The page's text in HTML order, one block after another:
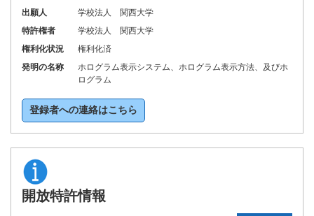
出願人
学校法人 関西大学
特許権者
学校法人 関西大学
権利化状況
権利化済
発明の名称
ホログラム表示システム、ホログラム表示方法、及びホ
ログラム
登録者への連絡はこちら
開放特許情報